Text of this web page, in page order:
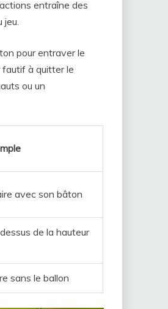
entraîne des
jeu.
pour entraver le
fautif à quitter le
ou un
avec son bâton
de la hauteur
sans le ballon